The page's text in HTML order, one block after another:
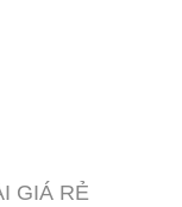
GIÁ RẺ